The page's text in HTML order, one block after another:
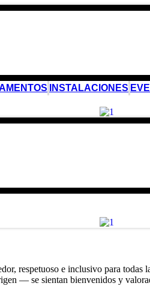
INSTALACIONES
respetuoso e inclusivo para
— se sientan bienvenidos y